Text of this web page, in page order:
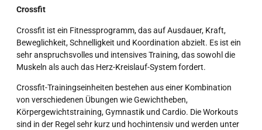
Crossfit
Crossfit ist ein Fitnessprogramm, das auf Ausdauer, Kraft,
Beweglichkeit, Schnelligkeit und Koordination abzielt. Es ist ein
sehr anspruchsvolles und intensives Training, das sowohl die
Muskeln als auch das Herz-Kreislauf-System fordert.
Crossfit-Trainingseinheiten bestehen aus einer Kombination
von verschiedenen Übungen wie Gewichtheben,
Körpergewichtstraining, Gymnastik und Cardio. Die Workouts
sind in der Regel sehr kurz und hochintensiv und werden unter